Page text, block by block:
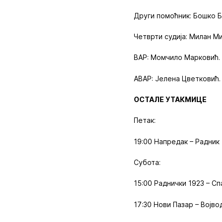
Други помоћник: Бошко
Четврти судија: Милан
ВАР: Момчило Марковић.
АВАР: Јелена Цветковић.
ОСТАЛЕ УТАКМИЦЕ
Петак:
19:00 Напредак – Радник
Субота:
15:00 Раднички 1923 –
17:30 Нови Пазар –